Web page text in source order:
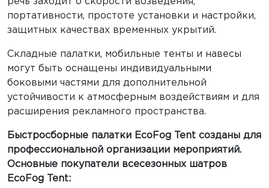
портативности, простоте установки и настройки,
защитных качествах временных укрытий.
Складные палатки, мобильные тенты и навесы
могут быть оснащены индивидуальными
боковыми частями для дополнительной
устойчивости к атмосферным воздействиям и для
расширения рекламного пространства.
Быстросборные палатки EcoFog Tent созданы для
профессиональной организации мероприятий.
Основные покупатели всесезонных шатров
EcoFog Tent: